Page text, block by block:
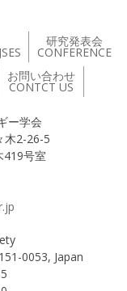
研究発表会
CONFERENCE
お問い合わせ
CONTCT US
ー学会
2-26-5
号室
0053, Japan